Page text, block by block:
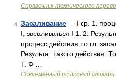
Справочник технического
4 Засаливание — I ср. 1.
I, засаливаться I 1. 2.
процесс действия по гл.
Результат такого действия.
Т. Ф …
Современный толковый словарь